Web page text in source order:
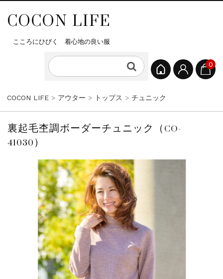
COCON LIFE
こころにひびく 着心地の良い服
0
COCON LIFE > アウター > トップス > チュニック
裏起毛杢調ボーダーチュニック（CO-
41030）